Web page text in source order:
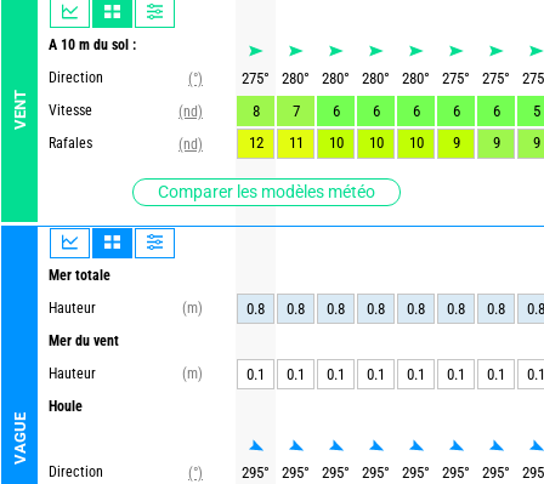
VENT
A 10 m du sol :
Direction
(°)
Vitesse
(nd)
Rafales
(nd)
Comparer les modèles météo
VAGUE
Mer totale
Hauteur
(m)
Mer du vent
Hauteur
(m)
Houle
Direction
(°)
275° 280° 280° 280° 280° 275° 275°
275
8
7 6 6 6 6 6
5
12
11 10 10 10 9 9 9
0.8 0.8 0.8 0.8 0.8 0.8 0.8 0.8
0.1 0.1 0.1 0.1 0.1 0.1 0.1 0.1
295° 295° 295° 295° 295° 295° 295°
295